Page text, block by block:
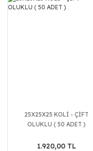
25X25X25 KOLİ - ÇİFT
OLUKLU ( 50 ADET )
1.920,00 TL